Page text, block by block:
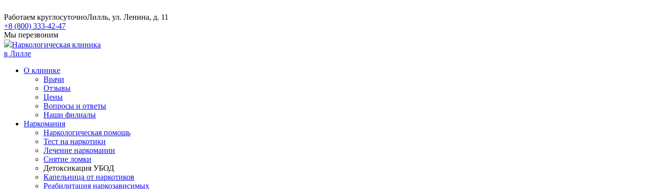
Работаем круглосуточноЛилль, ул. Ленина, д. 11
+8 (800) 333-42-47
Мы перезвоним
Наркологическая клиника
в Лилле
О клинике
Врачи
Отзывы
Цены
Вопросы и ответы
Наши филиалы
Наркомания
Наркологическая помощь
Тест на наркотики
Лечение наркомании
Снятие ломки
​​Детоксикация УБОД
Капельница от наркотиков
Реабилитация наркозависимых